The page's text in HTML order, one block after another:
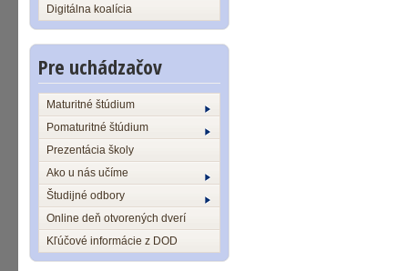
Digitálna koalícia
Pre uchádzačov
Maturitné štúdium
Pomaturitné štúdium
Prezentácia školy
Ako u nás učíme
Študijné odbory
Online deň otvorených dverí
Kľúčové informácie z DOD